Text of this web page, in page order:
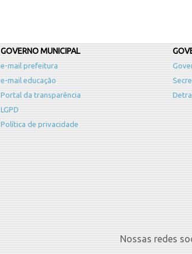
GOVERNO MUNICIPAL
e-mail prefeitura
e-mail educação
Portal da transparência
LGPD
Política de privacidade
Nossas redes